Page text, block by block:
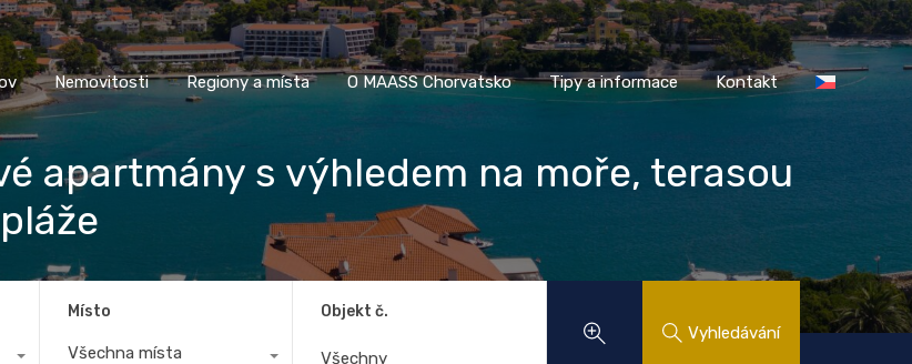
Nemovitosti Regiony a místa O MAASS Chorvatsko Tipy a informace Kontakt
Nemovitosti Regiony a místa O MAASS Chorvatsko Tipy a informace Kontakt
apartmány s výhledem na moře, terasou
Místo
Všechna místa
Objekt č.
Vyhledávání